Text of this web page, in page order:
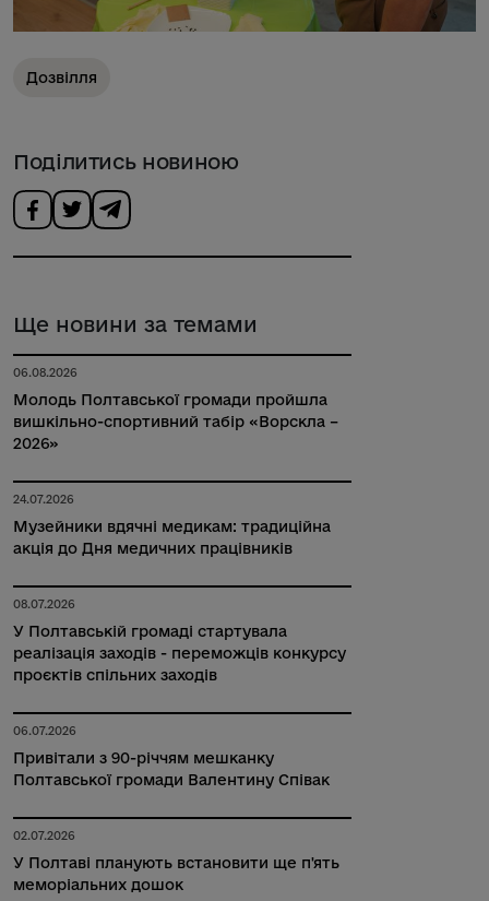
Дозвілля
Поділитись новиною
Ще новини за темами
06.08.2026
Молодь Полтавської громади пройшла
вишкільно-спортивний табір «Ворскла –
2026»
24.07.2026
Музейники вдячні медикам: традиційна
акція до Дня медичних працівників
08.07.2026
У Полтавській громаді стартувала
реалізація заходів - переможців конкурсу
проєктів спільних заходів
06.07.2026
Привітали з 90-річчям мешканку
Полтавської громади Валентину Співак
02.07.2026
У Полтаві планують встановити ще п'ять
меморіальних дошок